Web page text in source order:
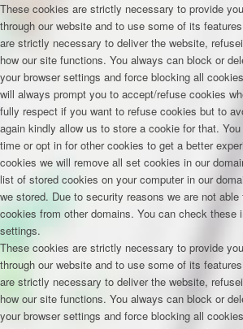
These cookies are strictly necessary to provide
through our website and to use some of its
are strictly necessary to deliver the website,
how our site functions. You always can block or
your browser settings and force blocking all
will always prompt you to accept/refuse cookies
fully respect if you want to refuse cookies but to
again kindly allow us to store a cookie for that.
time or opt in for other cookies to get a better
cookies we will remove all set cookies in our
list of stored cookies on your computer in our
we stored. Due to security reasons we are not
cookies from other domains. You can check these
settings.
These cookies are strictly necessary to provide
through our website and to use some of its
are strictly necessary to deliver the website,
how our site functions. You always can block or
your browser settings and force blocking all